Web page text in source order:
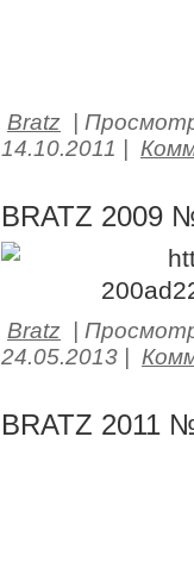
Bratz |
14.10.2011 |
BRATZ 2009
Bratz
24.05.2013
BRATZ 2011